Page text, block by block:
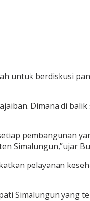
untuk berdiskusi
Dimana di
pembangunan
Simalungun,”ujar
pelayanan
Simalungun yang